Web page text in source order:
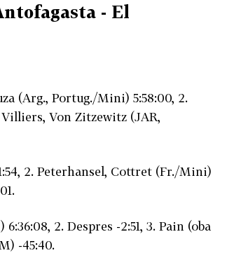
- El
(Arg., Portug./Mini) 5:58:00, 2.
Villiers, Von Zitzewitz (JAR,
2. Peterhansel, Cottret (Fr./Mini)
2. Despres -2:51, 3. Pain (oba
-45:40.